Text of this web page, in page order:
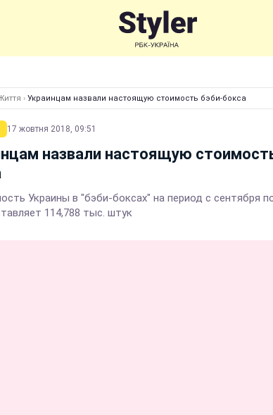
› Украинцам назвали настоящую стоимость бэби-бокса
17 жовтня 2018, 09:51
назвали настоящую
Украины в "бэби-боксах" на период с сентября
114,788 тыс. штук